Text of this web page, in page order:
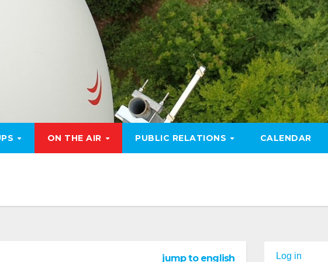
ON THE AIR PUBLIC RELATIONS CALENDAR
jump to english Log in